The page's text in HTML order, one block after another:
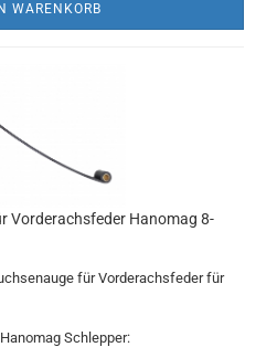
WARENKORB
Vorderachsfeder Hanomag 8-
für Vorderachsfeder für
Schlepper: